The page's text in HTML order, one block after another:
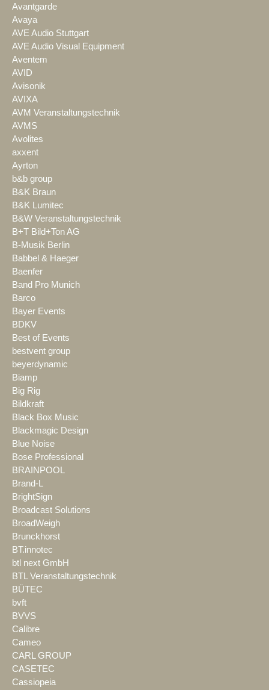
Avantgarde
Avaya
AVE Audio Stuttgart
AVE Audio Visual Equipment
Aventem
AVID
Avisonik
AVIXA
AVM Veranstaltungstechnik
AVMS
Avolites
axxent
Ayrton
b&b group
B&K Braun
B&K Lumitec
B&W Veranstaltungstechnik
B+T Bild+Ton AG
B-Musik Berlin
Babbel & Haeger
Baenfer
Band Pro Munich
Barco
Bayer Events
BDKV
Best of Events
bestvent group
beyerdynamic
Biamp
Big Rig
Bildkraft
Black Box Music
Blackmagic Design
Blue Noise
Bose Professional
BRAINPOOL
Brand-L
BrightSign
Broadcast Solutions
BroadWeigh
Brunckhorst
BT.innotec
btl next GmbH
BTL Veranstaltungstechnik
BÜTEC
bvft
BVVS
Calibre
Cameo
CARL GROUP
CASETEC
Cassiopeia